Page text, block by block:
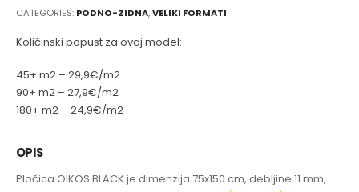
CATEGORIES: PODNO-ZIDNA,VELIKI FORMATI
Količinski popust za ovaj model:
45+ m2 – 29,9€/m2
90+ m2 – 27,9€/m2
180+ m2 – 24,9€/m2
OPIS
Pločica OIKOS BLACK je dimenzija 75x150 cm, debljine 11 mm,